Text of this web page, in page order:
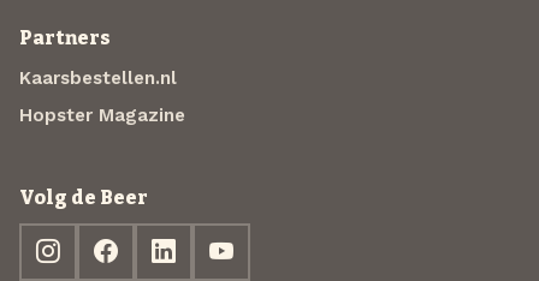
Partners
Kaarsbestellen.nl
Hopster Magazine
Volg de Beer